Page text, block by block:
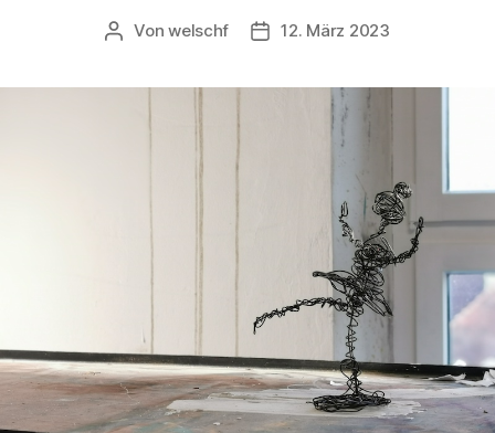
Beitragsautor
Vonwelschf Veröffentlichungsdatum
12. März 2023